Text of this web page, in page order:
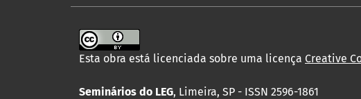
Esta obra está licenciada sobre uma licença Creative
Seminários do LEG, Limeira, SP - ISSN 2596-1861